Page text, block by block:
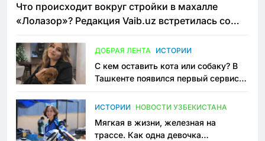
Что происходит вокруг стройки в махалле
«Лолазор»? Редакция Vaib.uz встретилась со
ДОБРАЯ ЛЕНТА ИСТОРИИ
С кем оставить кота или собаку? В
Ташкенте появился первый сервис
ИСТОРИИ НОВОСТИ УЗБЕКИСТАНА
Мягкая в жизни, железная на
трассе. Как одна девочка